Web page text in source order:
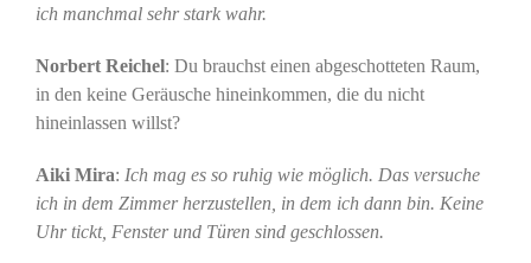
ich manchmal sehr stark wahr.
Norbert Reichel: Du brauchst einen abgeschotteten Raum,
in den keine Geräusche hineinkommen, die du nicht
hineinlassen willst?
Aiki Mira: Ich mag es so ruhig wie möglich. Das versuche
ich in dem Zimmer herzustellen, in dem ich dann bin. Keine
Uhr tickt, Fenster und Türen sind geschlossen.